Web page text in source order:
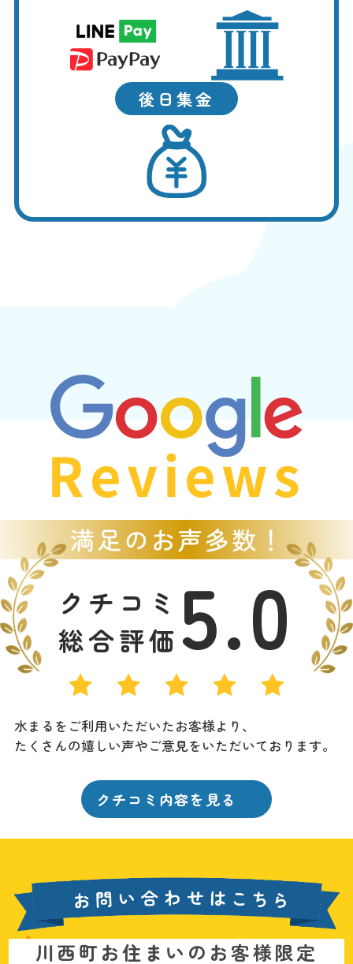
後日集金
Reviews
クチコミ
総合評価 5.0
水まるをご利用いただいたお客様より、
たくさんの嬉しい声やご意見をいただいております。
クチコミ内容を見る
川西町お住まいのお客様限定